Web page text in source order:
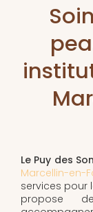
Le Puy des
Marcellin-en-
services pour
propose